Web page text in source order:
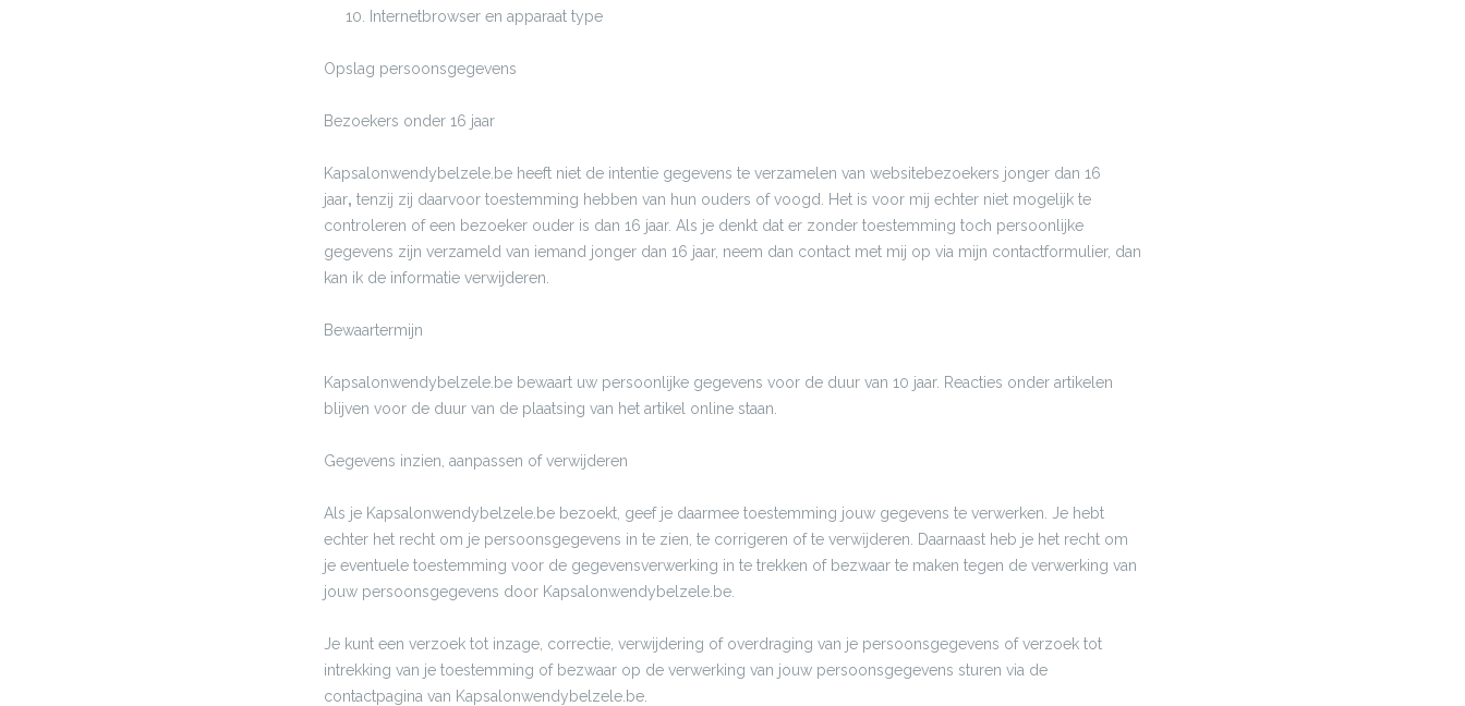
Internetbrowser en apparaat type
Opslag persoonsgegevens
Bezoekers onder 16 jaar
Kapsalonwendybelzele.be heeft niet de intentie gegevens te verzamelen van websitebezoekers jonger dan 16
jaar, tenzij zij daarvoor toestemming hebben van hun ouders of voogd. Het is voor mij echter niet mogelijk te
controleren of een bezoeker ouder is dan 16 jaar. Als je denkt dat er zonder toestemming toch persoonlijke
gegevens zijn verzameld van iemand jonger dan 16 jaar, neem dan contact met mij op via mijn contactformulier, dan
kan ik de informatie verwijderen.
Bewaartermijn
Kapsalonwendybelzele.be bewaart uw persoonlijke gegevens voor de duur van 10 jaar. Reacties onder artikelen
blijven voor de duur van de plaatsing van het artikel online staan.
Gegevens inzien, aanpassen of verwijderen
Als je Kapsalonwendybelzele.be bezoekt, geef je daarmee toestemming jouw gegevens te verwerken. Je hebt
echter het recht om je persoonsgegevens in te zien, te corrigeren of te verwijderen. Daarnaast heb je het recht om
je eventuele toestemming voor de gegevensverwerking in te trekken of bezwaar te maken tegen de verwerking van
jouw persoonsgegevens door Kapsalonwendybelzele.be.
Je kunt een verzoek tot inzage, correctie, verwijdering of overdraging van je persoonsgegevens of verzoek tot
intrekking van je toestemming of bezwaar op de verwerking van jouw persoonsgegevens sturen via de
contactpagina van Kapsalonwendybelzele.be.